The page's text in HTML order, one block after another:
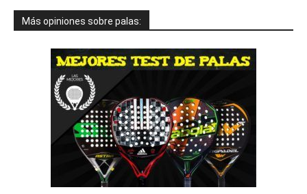
Más opiniones sobre palas: